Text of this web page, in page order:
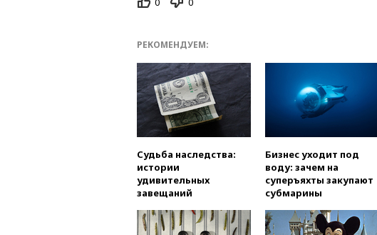
РЕКОМЕНДУЕМ:
Судьба наследства:
истории
удивительных
завещаний
Бизнес уходит под
воду: зачем на
суперъяхты закупают
субмарины